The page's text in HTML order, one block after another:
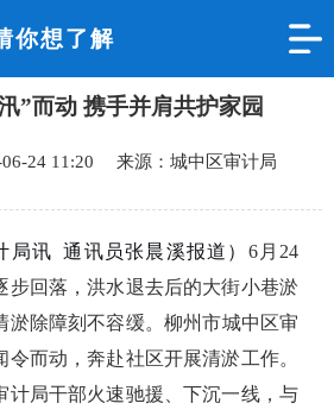
你想了解
”而动 携手并肩共护家园
06-24 11:20 来源：城中区审计局
局讯 通讯员张晨溪报道） 6月 24
步回落，洪水退去后的大街小巷淤
淤除障刻不容缓。柳州市城中区审
而动，奔赴社区开展清淤工作。
计局干部火速驰援、下沉一线，与